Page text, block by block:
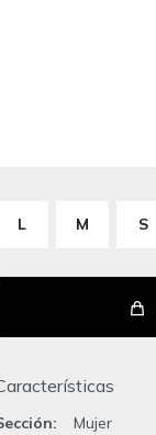
L M S
Mujer